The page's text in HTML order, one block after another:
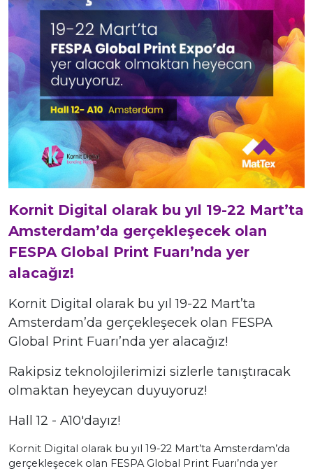
Kornit Digital olarak bu yıl 19-22 Mart’ta
Amsterdam’da gerçekleşecek olan
FESPA Global Print Fuarı’nda yer
alacağız!
Kornit Digital olarak bu yıl 19-22 Mart’ta
Amsterdam’da gerçekleşecek olan FESPA
Global Print Fuarı’nda yer alacağız!
Rakipsiz teknolojilerimizi sizlerle tanıştıracak
olmaktan heyeycan duyuyoruz!
Hall 12 - A10'dayız!
Kornit Digital olarak bu yıl 19-22 Mart’ta Amsterdam’da
gerçekleşecek olan FESPA Global Print Fuarı’nda yer